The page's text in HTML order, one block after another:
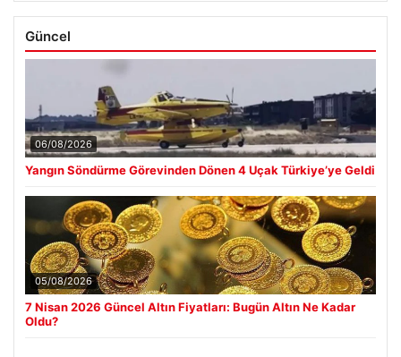
Güncel
06/08/2026
Yangın Söndürme Görevinden Dönen 4 Uçak Türkiye’ye Geldi
05/08/2026
7 Nisan 2026 Güncel Altın Fiyatları: Bugün Altın Ne Kadar
Oldu?